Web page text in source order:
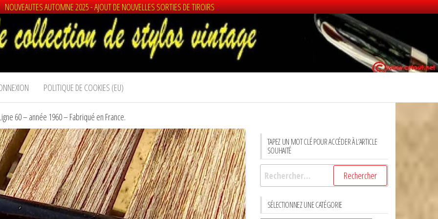
NOUVEAUTES AUTOMNE 2025 - AJOUT DE NOUVELLES SORTIES DE TIROIRS
POLITIQUE DE COOKIES (EU)
60 – année 1960 – Fabriqué en France.
TAPEZ UN MOT CLÉ POUR ACCÉDER À L’ARTICLE
SOUHAITÉ
Rechercher :
SÉLECTIONNEZ UNE CATÉGORIE